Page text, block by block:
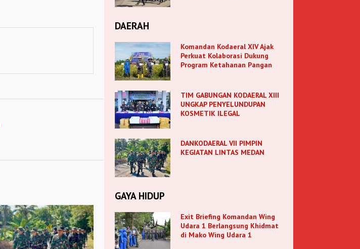
DAERAH
Komandan Kodaeral XIV Ajak
Perkuat Kolaborasi Dukung
Program Ketahanan Pangan
TIM GABUNGAN KODAERAL XIII
UNGKAP PENYELUNDUPAN
KOSMETIK ILEGAL
DANKODAERAL VII PIMPIN
KEGIATAN LINTAS MEDAN
GAYA HIDUP
Exit Briefing Komandan Wing
Udara 1 Berlangsung Khidmat
di Mako Wing Udara 1